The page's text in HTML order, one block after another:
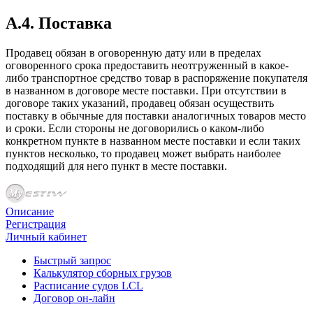
A.4. Поставка
Продавец обязан в оговоренную дату или в пределах
оговоренного срока предоставить неотгруженный в какое-
либо транспортное средство товар в распоряжение покупателя
в названном в договоре месте поставки. При отсутствии в
договоре таких указаний, продавец обязан осуществить
поставку в обычные для поставки аналогичных товаров место
и сроки. Если стороны не договорились о каком-либо
конкретном пункте в названном месте поставки и если таких
пунктов несколько, то продавец может выбрать наиболее
подходящий для него пункт в месте поставки.
Описание
Регистрация
Личный кабинет
Быстрый запрос
Калькулятор сборных грузов
Расписание судов LCL
Договор он-лайн